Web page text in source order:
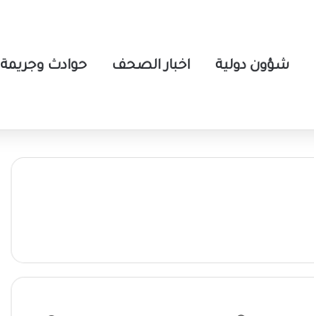
شؤون دولية اخبار الصحف حوادث وجريمة